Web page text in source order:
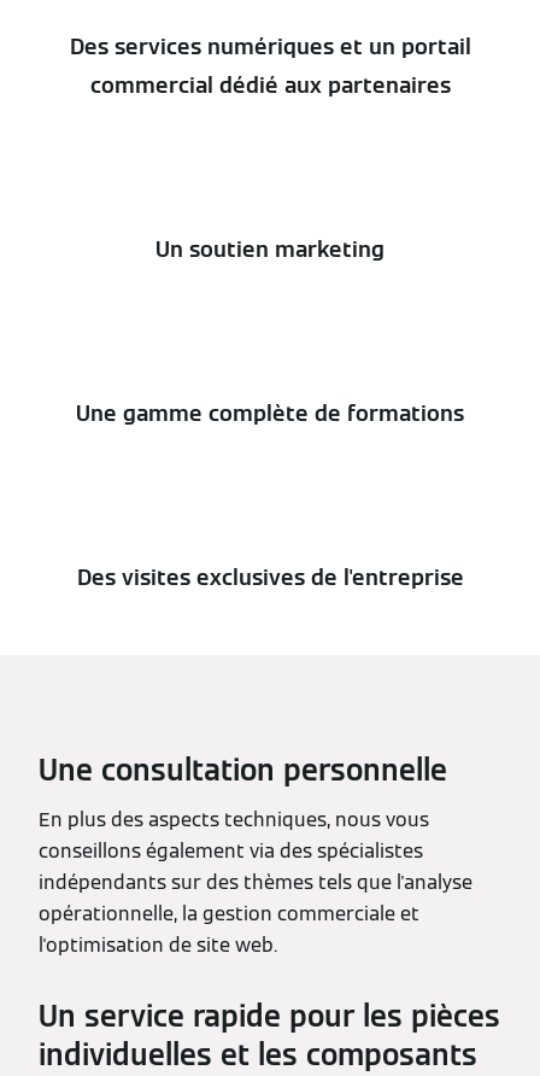
Des services numériques et un portail
commercial dédié aux partenaires
Un soutien marketing
Une gamme complète de formations
Des visites exclusives de l'entreprise
Une consultation personnelle
En plus des aspects techniques, nous vous
conseillons également via des spécialistes
indépendants sur des thèmes tels que l'analyse
opérationnelle, la gestion commerciale et
l'optimisation de site web.
Un service rapide pour les pièces
individuelles et les composants